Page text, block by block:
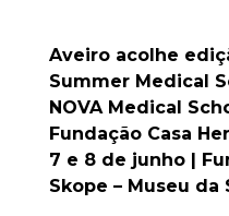
Aveiro acolhe
Summer Medical
NOVA Medical
Fundação Casa
7 e 8 de junho |
Skope – Museu da